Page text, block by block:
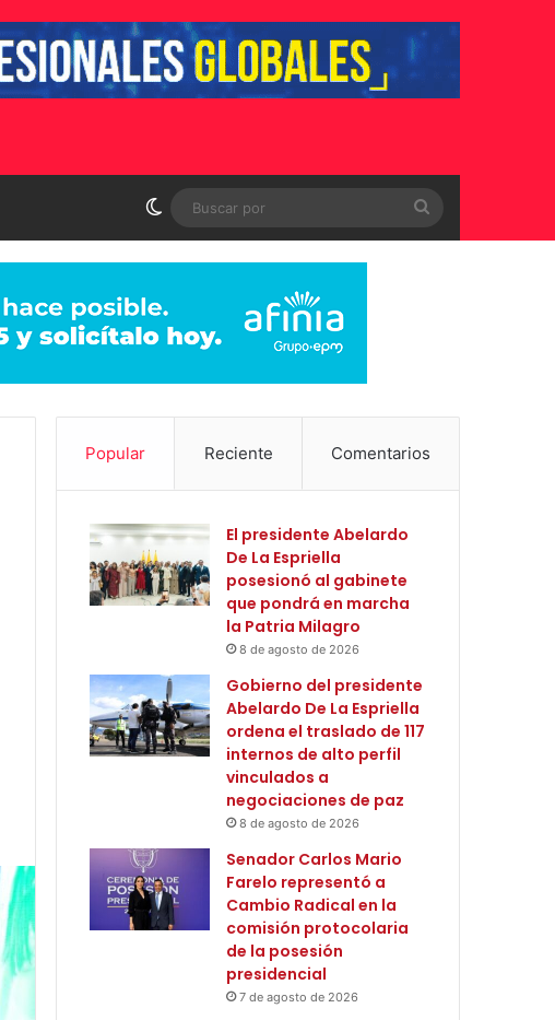
Switch skin
por
Popular Reciente Comentarios
El presidente Abelardo
De La Espriella
posesionó al gabinete
que pondrá en marcha
la Patria Milagro
8 de agosto de 2026
Gobierno del presidente
Abelardo De La Espriella
ordena el traslado de 117
internos de alto perfil
vinculados a
negociaciones de paz
8 de agosto de 2026
Senador Carlos Mario
Farelo representó a
Cambio Radical en la
comisión protocolaria
de la posesión
presidencial
7 de agosto de 2026